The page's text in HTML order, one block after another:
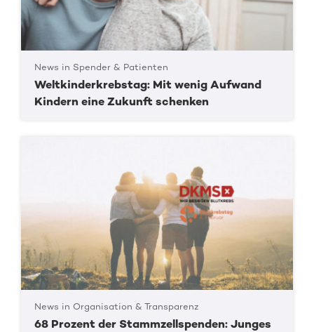
News in Spender & Patienten
Weltkinderkrebstag: Mit wenig Aufwand
Kindern eine Zukunft schenken
News in Organisation & Transparenz
68 Prozent der Stammzellspenden: Junges